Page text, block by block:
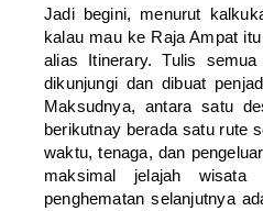
Jadi begini, menurut
kalau mau ke Raja Ampat
alias Itinerary. Tulis
dikunjungi dan dibuat
Maksudnya, antara satu
berikutnay berada satu rute
waktu, tenaga, dan
maksimal jelajah
penghematan selanjutnya